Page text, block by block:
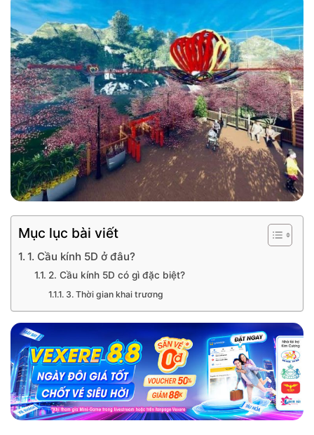
Mục lục bài viết
1. Cầu kính 5D ở đâu?
2. Cầu kính 5D có gì đặc biệt?
3. Thời gian khai trương